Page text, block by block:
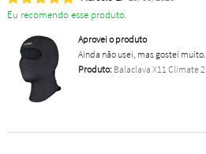
Eu recomendo esse produto.
Aprovei o produto
Ainda não usei, mas gostei muito.
Produto:Balaclava X11 Climate 2